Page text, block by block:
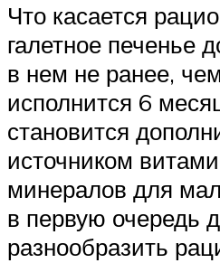
Что касается
галетное печенье
в нем не ранее,
исполнится 6
становится
источником
минералов для
в первую очередь
разнообразить